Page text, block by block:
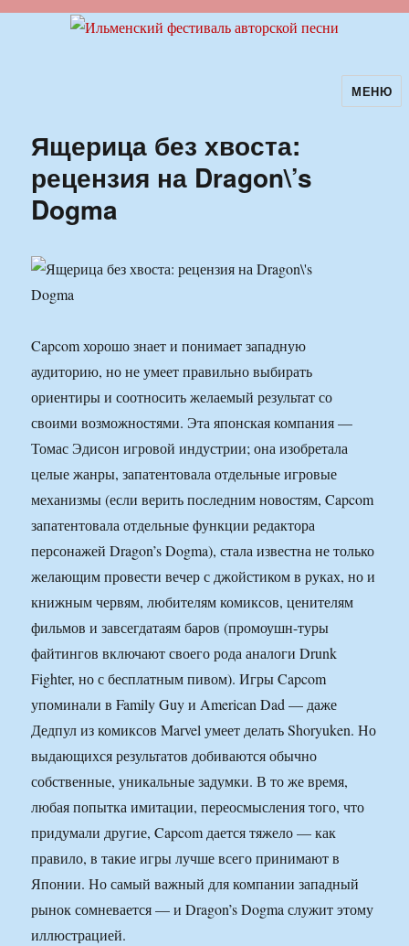
Ильменский фестиваль авторскойМЕНЮ
Ящерица без хвоста:
рецензия на Dragon\’s
Dogma
Capcom хорошо знает и понимает западную
аудиторию, но не умеет правильно выбирать
ориентиры и соотносить желаемый результат со
своими возможностями. Эта японская компания —
Томас Эдисон игровой индустрии; она изобретала
целые жанры, запатентовала отдельные игровые
механизмы (если верить последним новостям, Capcom
запатентовала отдельные функции редактора
персонажей Dragon’s Dogma), стала известна не только
желающим провести вечер с джойстиком в руках, но и
книжным червям, любителям комиксов, ценителям
фильмов и завсегдатаям баров (промоушн-туры
файтингов включают своего рода аналоги Drunk
Fighter, но с бесплатным пивом). Игры Capcom
упоминали в Family Guy и American Dad — даже
Дедпул из комиксов Marvel умеет делать Shoryuken. Но
выдающихся результатов добиваются обычно
собственные, уникальные задумки. В то же время,
любая попытка имитации, переосмысления того, что
придумали другие, Capcom дается тяжело — как
правило, в такие игры лучше всего принимают в
Японии. Но самый важный для компании западный
рынок сомневается — и Dragon’s Dogma служит этому
иллюстрацией.